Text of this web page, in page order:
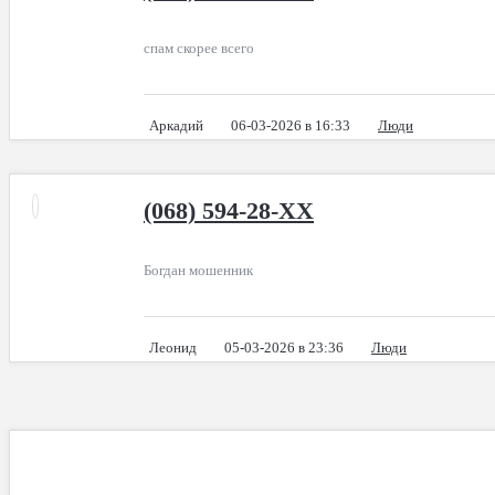
спам скорее всего
Аркадий 06-03-2026 в 16:33 Люди
(068) 594-28-XX
Богдан мошенник
Леонид 05-03-2026 в 23:36 Люди